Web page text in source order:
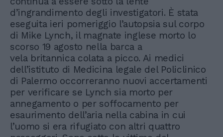
d’ingrandimento degli investigatori. È stata
eseguita ieri pomeriggio l’autopsia sul corpo
di Mike Lynch, il magnate inglese morto lo
scorso 19 agosto nella barca a
vela britannica colata a picco. Ai medici
dell’istituto di Medicina legale del Policlinico
di Palermo occorreranno nuovi accertamenti
per verificare se Lynch sia morto per
annegamento o per soffocamento per
esaurimento dell’aria nella cabina in cui
l’uomo si era rifugiato con altri quattro